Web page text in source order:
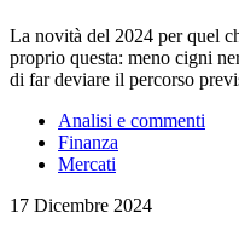
La novità del 2024 per quel
proprio questa: meno cigni
di far deviare il percorso
Analisi e commenti
Finanza
Mercati
17 Dicembre 2024